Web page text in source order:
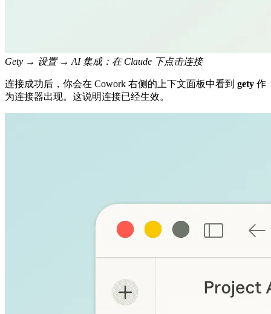
Gety → 设置 → AI 集成：在 Claude 下点击连接
连接成功后，你会在 Cowork 右侧的上下文面板中看到 gety 作
为连接器出现。这说明连接已经生效。